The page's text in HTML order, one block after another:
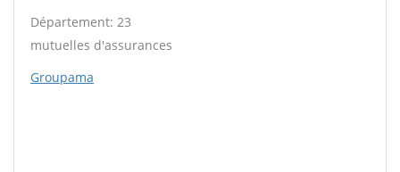
Département: 23
mutuelles d'assurances
Groupama